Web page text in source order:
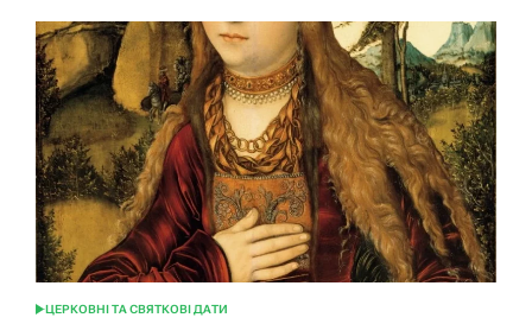
ОПУБЛІКУВАТИ
ЦЕРКОВНІ ТА СВЯТКОВІ ДАТИ